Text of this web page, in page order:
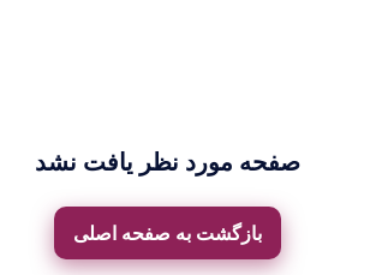
صفحه مورد نظر یافت نشد
بازگشت به صفحه اصلی